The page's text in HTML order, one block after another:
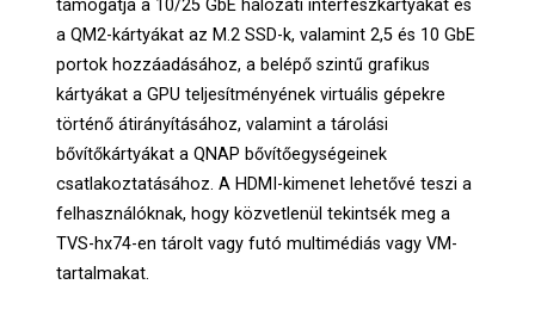
támogatja a 10/25 GbE hálózati interfészkártyákat és
a QM2-kártyákat az M.2 SSD-k, valamint 2,5 és 10 GbE
portok hozzáadásához, a belépő szintű grafikus
kártyákat a GPU teljesítményének virtuális gépekre
történő átirányításához, valamint a tárolási
bővítőkártyákat a QNAP bővítőegységeinek
csatlakoztatásához. A HDMI-kimenet lehetővé teszi a
felhasználóknak, hogy közvetlenül tekintsék meg a
TVS-hx74-en tárolt vagy futó multimédiás vagy VM-
tartalmakat.